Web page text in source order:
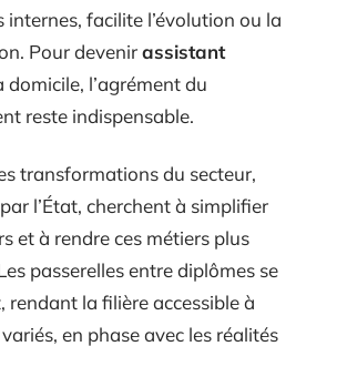
internes, facilite l’évolution ou la
Pour devenirassistant
domicile, l’agrément du
reste indispensable.
transformations du secteur,
l’État, cherchent à simplifier
et à rendre ces métiers plus
passerelles entre diplômes se
rendant la filière accessible à
en phase avec les réalités